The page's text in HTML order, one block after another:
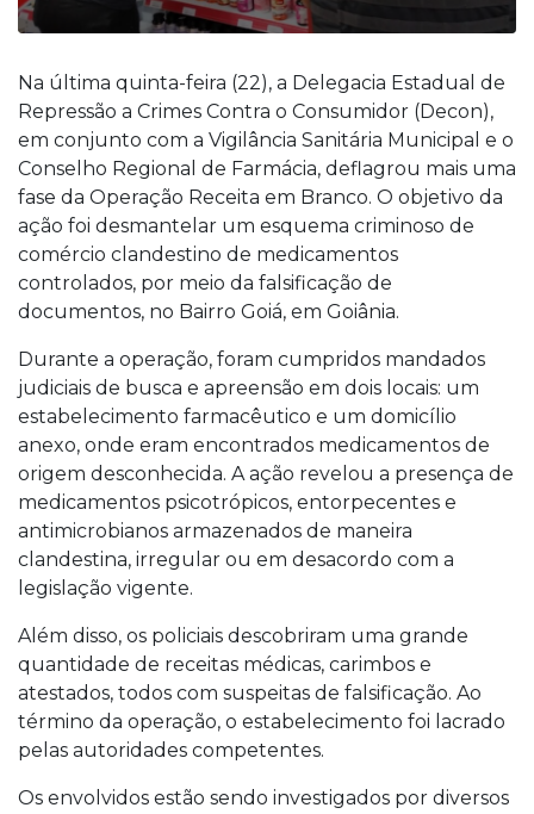
Na última quinta-feira (22), a Delegacia Estadual de
Repressão a Crimes Contra o Consumidor (Decon),
em conjunto com a Vigilância Sanitária Municipal e o
Conselho Regional de Farmácia, deflagrou mais uma
fase da Operação Receita em Branco. O objetivo da
ação foi desmantelar um esquema criminoso de
comércio clandestino de medicamentos
controlados, por meio da falsificação de
documentos, no Bairro Goiá, em Goiânia.
Durante a operação, foram cumpridos mandados
judiciais de busca e apreensão em dois locais: um
estabelecimento farmacêutico e um domicílio
anexo, onde eram encontrados medicamentos de
origem desconhecida. A ação revelou a presença de
medicamentos psicotrópicos, entorpecentes e
antimicrobianos armazenados de maneira
clandestina, irregular ou em desacordo com a
legislação vigente.
Além disso, os policiais descobriram uma grande
quantidade de receitas médicas, carimbos e
atestados, todos com suspeitas de falsificação. Ao
término da operação, o estabelecimento foi lacrado
pelas autoridades competentes.
Os envolvidos estão sendo investigados por diversos